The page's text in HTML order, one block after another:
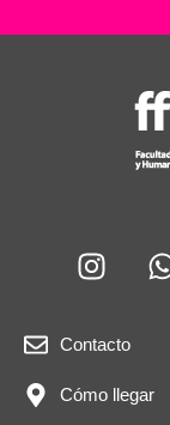
Contacto
Cómo llegar